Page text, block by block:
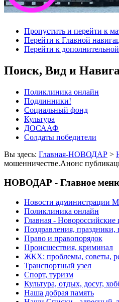
Пропустить и перейти к
Перейти к Главной
Перейти к
Поиск, Вид и
Поликлиника онлайн
Подлинники!
Социальный фонд
Культура
ДОСААФ
Солдаты победители
Вы здесь: Главная-НОВОДАР >
мошенничестве.Анонс
НОВОДАР - Главное
Новости администрации
Поликлиника онлайн
Главная - Новороссийские
Поздравления, праздники,
Право и правопорядок
Происшествия, криминал
ЖКХ: проблемы, советы,
Транспортный узел
Спорт, туризм
Культура, отдых, досуг,
Наша добрая память